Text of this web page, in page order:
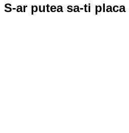
S-ar putea sa-ti placa